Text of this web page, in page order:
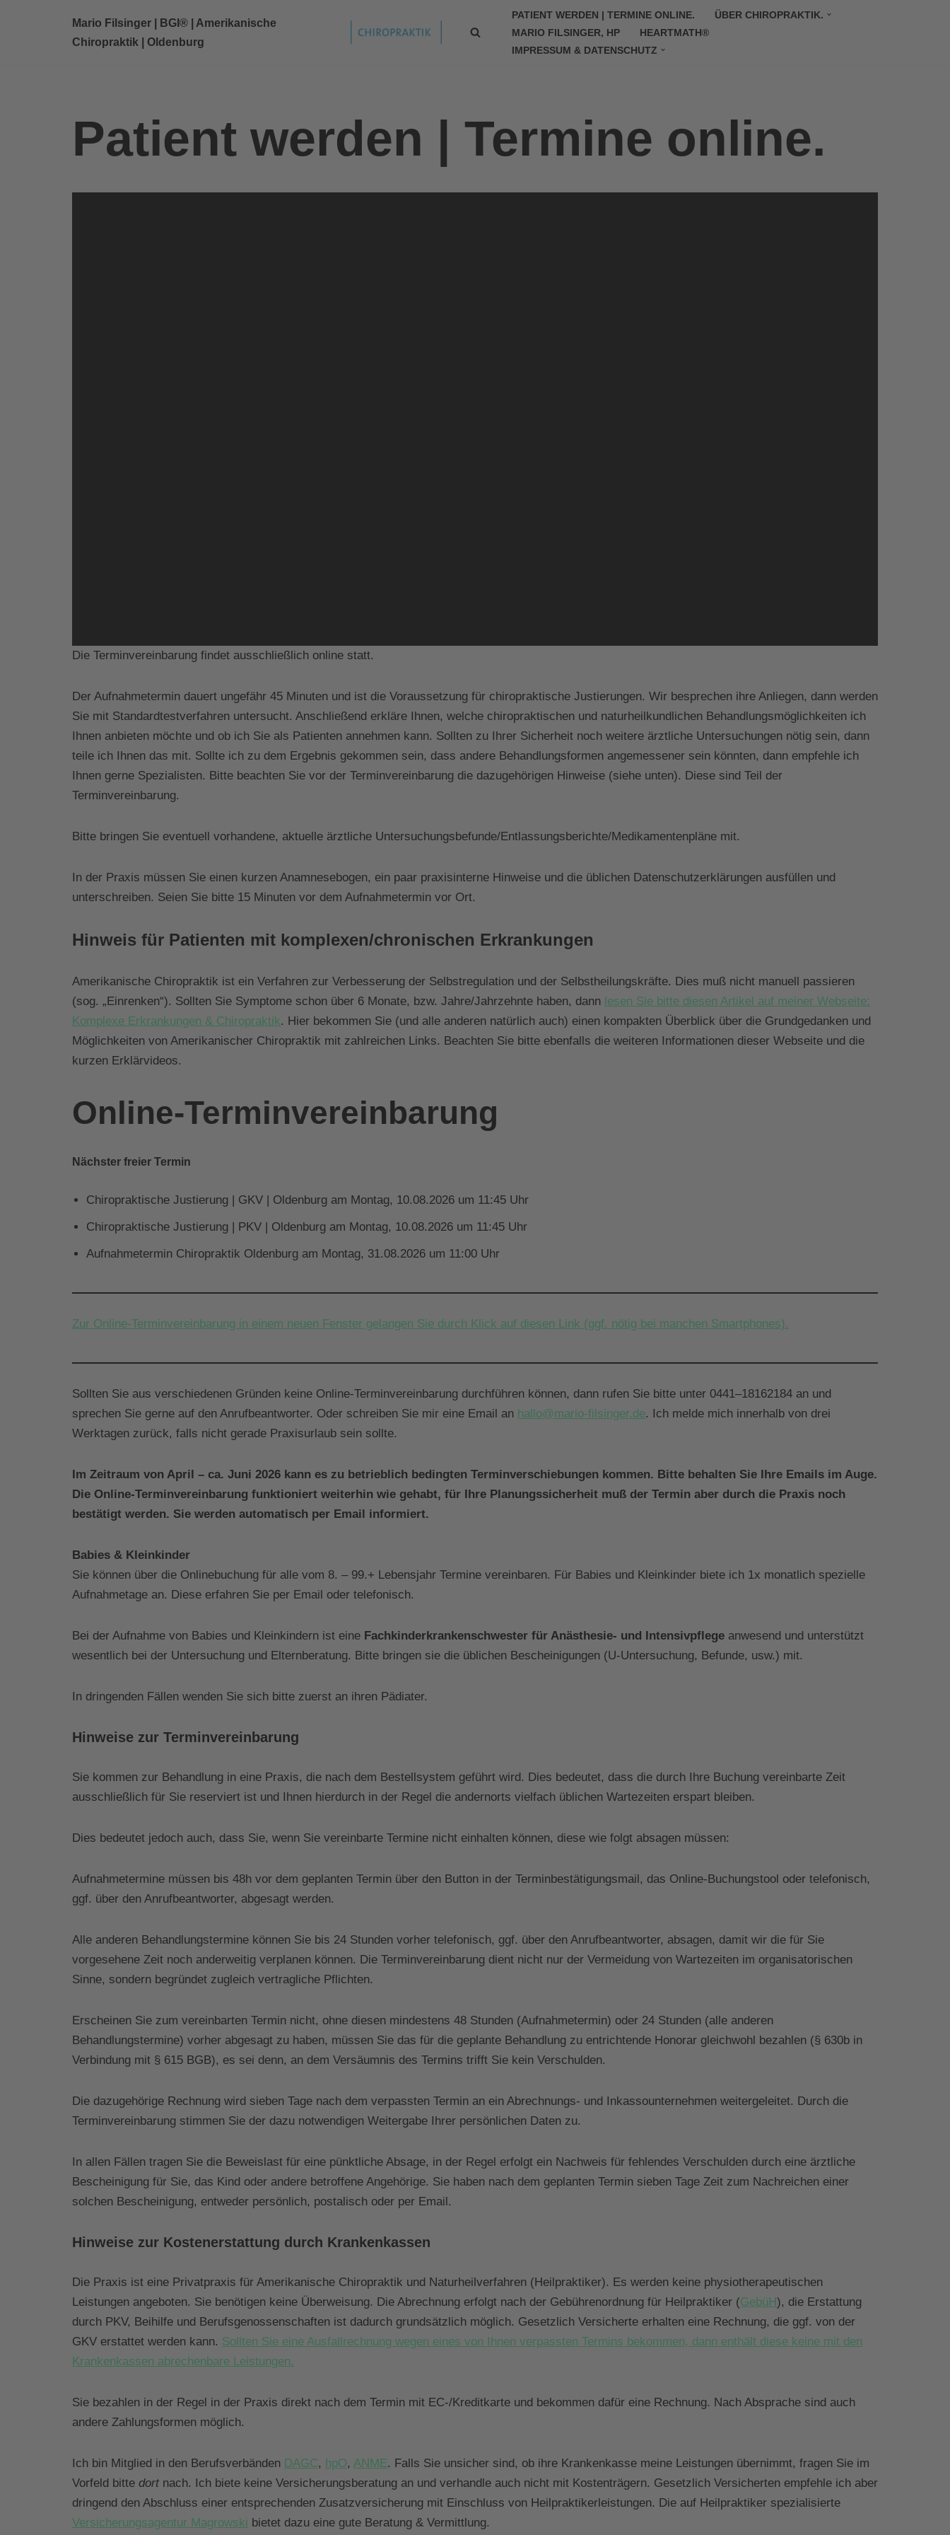
Mario Filsinger | BGI® | Amerikanische
Chiropraktik | Oldenburg
PATIENT WERDEN | TERMINE ONLINE.
ÜBER CHIROPRAKTIK.
MARIO FILSINGER, HP
HEARTMATH®
IMPRESSUM & DATENSCHUTZ
Patient werden | Termine online.
Die Terminvereinbarung findet ausschließlich online statt.
Der Aufnahmetermin dauert ungefähr 45 Minuten und ist die Voraussetzung für chiropraktische Justierungen. Wir besprechen ihre Anliegen, dann werden
Sie mit Standardtestverfahren untersucht. Anschließend erkläre Ihnen, welche chiropraktischen und naturheilkundlichen Behandlungsmöglichkeiten ich
Ihnen anbieten möchte und ob ich Sie als Patienten annehmen kann. Sollten zu Ihrer Sicherheit noch weitere ärztliche Untersuchungen nötig sein, dann
teile ich Ihnen das mit. Sollte ich zu dem Ergebnis gekommen sein, dass andere Behandlungsformen angemessener sein könnten, dann empfehle ich
Ihnen gerne Spezialisten. Bitte beachten Sie vor der Terminvereinbarung die dazugehörigen Hinweise (siehe unten). Diese sind Teil der
Terminvereinbarung.
Bitte bringen Sie eventuell vorhandene, aktuelle ärztliche Untersuchungsbefunde/Entlassungsberichte/Medikamentenpläne mit.
In der Praxis müssen Sie einen kurzen Anamnesebogen, ein paar praxisinterne Hinweise und die üblichen Datenschutzerklärungen ausfüllen und
unterschreiben. Seien Sie bitte 15 Minuten vor dem Aufnahmetermin vor Ort.
Hinweis für Patienten mit komplexen/chronischen Erkrankungen
Amerikanische Chiropraktik ist ein Verfahren zur Verbesserung der Selbstregulation und der Selbstheilungskräfte. Dies muß nicht manuell passieren
(sog. „Einrenken“). Sollten Sie Symptome schon über 6 Monate, bzw. Jahre/Jahrzehnte haben, dann lesen Sie bitte diesen Artikel auf meiner Webseite:
Komplexe Erkrankungen & Chiropraktik. Hier bekommen Sie (und alle anderen natürlich auch) einen kompakten Überblick über die Grundgedanken und
Möglichkeiten von Amerikanischer Chiropraktik mit zahlreichen Links. Beachten Sie bitte ebenfalls die weiteren Informationen dieser Webseite und die
kurzen Erklärvideos.
Online-Terminvereinbarung
Nächster freier Termin
Chiropraktische Justierung | GKV | Oldenburg am Montag, 10.08.2026 um 11:45 Uhr
Chiropraktische Justierung | PKV | Oldenburg am Montag, 10.08.2026 um 11:45 Uhr
Aufnahmetermin Chiropraktik Oldenburg am Montag, 31.08.2026 um 11:00 Uhr
Zur Online-Terminvereinbarung in einem neuen Fenster gelangen Sie durch Klick auf diesen Link (ggf. nötig bei manchen Smartphones).
Sollten Sie aus verschiedenen Gründen keine Online-Terminvereinbarung durchführen können, dann rufen Sie bitte unter 0441–18162184 an und
sprechen Sie gerne auf den Anrufbeantworter. Oder schreiben Sie mir eine Email an hallo@mario-filsinger.de. Ich melde mich innerhalb von drei
Werktagen zurück, falls nicht gerade Praxisurlaub sein sollte.
Im Zeitraum von April – ca. Juni 2026 kann es zu betrieblich bedingten Terminverschiebungen kommen. Bitte behalten Sie Ihre Emails im Auge.
Die Online-Terminvereinbarung funktioniert weiterhin wie gehabt, für Ihre Planungssicherheit muß der Termin aber durch die Praxis noch
bestätigt werden. Sie werden automatisch per Email informiert.
Babies & Kleinkinder
Sie können über die Onlinebuchung für alle vom 8. – 99.+ Lebensjahr Termine vereinbaren. Für Babies und Kleinkinder biete ich 1x monatlich spezielle
Aufnahmetage an. Diese erfahren Sie per Email oder telefonisch.
Bei der Aufnahme von Babies und Kleinkindern ist eine Fachkinderkrankenschwester für Anästhesie- und Intensivpflege anwesend und unterstützt
wesentlich bei der Untersuchung und Elternberatung. Bitte bringen sie die üblichen Bescheinigungen (U-Untersuchung, Befunde, usw.) mit.
In dringenden Fällen wenden Sie sich bitte zuerst an ihren Pädiater.
Hinweise zur Terminvereinbarung
Sie kommen zur Behandlung in eine Praxis, die nach dem Bestellsystem geführt wird. Dies bedeutet, dass die durch Ihre Buchung vereinbarte Zeit
ausschließlich für Sie reserviert ist und Ihnen hierdurch in der Regel die andernorts vielfach üblichen Wartezeiten erspart bleiben.
Dies bedeutet jedoch auch, dass Sie, wenn Sie vereinbarte Termine nicht einhalten können, diese wie folgt absagen müssen:
Aufnahmetermine müssen bis 48h vor dem geplanten Termin über den Button in der Terminbestätigungsmail, das Online-Buchungstool oder telefonisch,
ggf. über den Anrufbeantworter, abgesagt werden.
Alle anderen Behandlungstermine können Sie bis 24 Stunden vorher telefonisch, ggf. über den Anrufbeantworter, absagen, damit wir die für Sie
vorgesehene Zeit noch anderweitig verplanen können. Die Terminvereinbarung dient nicht nur der Vermeidung von Wartezeiten im organisatorischen
Sinne, sondern begründet zugleich vertragliche Pflichten.
Erscheinen Sie zum vereinbarten Termin nicht, ohne diesen mindestens 48 Stunden (Aufnahmetermin) oder 24 Stunden (alle anderen
Behandlungstermine) vorher abgesagt zu haben, müssen Sie das für die geplante Behandlung zu entrichtende Honorar gleichwohl bezahlen (§ 630b in
Verbindung mit § 615 BGB), es sei denn, an dem Versäumnis des Termins trifft Sie kein Verschulden.
Die dazugehörige Rechnung wird sieben Tage nach dem verpassten Termin an ein Abrechnungs- und Inkassounternehmen weitergeleitet. Durch die
Terminvereinbarung stimmen Sie der dazu notwendigen Weitergabe Ihrer persönlichen Daten zu.
In allen Fällen tragen Sie die Beweislast für eine pünktliche Absage, in der Regel erfolgt ein Nachweis für fehlendes Verschulden durch eine ärztliche
Bescheinigung für Sie, das Kind oder andere betroffene Angehörige. Sie haben nach dem geplanten Termin sieben Tage Zeit zum Nachreichen einer
solchen Bescheinigung, entweder persönlich, postalisch oder per Email.
Hinweise zur Kostenerstattung durch Krankenkassen
Die Praxis ist eine Privatpraxis für Amerikanische Chiropraktik und Naturheilverfahren (Heilpraktiker). Es werden keine physiotherapeutischen
Leistungen angeboten. Sie benötigen keine Überweisung. Die Abrechnung erfolgt nach der Gebührenordnung für Heilpraktiker (GebüH), die Erstattung
durch PKV, Beihilfe und Berufsgenossenschaften ist dadurch grundsätzlich möglich. Gesetzlich Versicherte erhalten eine Rechnung, die ggf. von der
GKV erstattet werden kann. Sollten Sie eine Ausfallrechnung wegen eines von Ihnen verpassten Termins bekommen, dann enthält diese keine mit den
Krankenkassen abrechenbare Leistungen.
Sie bezahlen in der Regel in der Praxis direkt nach dem Termin mit EC-/Kreditkarte und bekommen dafür eine Rechnung. Nach Absprache sind auch
andere Zahlungsformen möglich.
Ich bin Mitglied in den Berufsverbänden DAGC, hpO, ANME. Falls Sie unsicher sind, ob ihre Krankenkasse meine Leistungen übernimmt, fragen Sie im
Vorfeld bitte dort nach. Ich biete keine Versicherungsberatung an und verhandle auch nicht mit Kostenträgern. Gesetzlich Versicherten empfehle ich aber
dringend den Abschluss einer entsprechenden Zusatzversicherung mit Einschluss von Heilpraktikerleistungen. Die auf Heilpraktiker spezialisierte
Versicherungsagentur Magrowski bietet dazu eine gute Beratung & Vermittlung.